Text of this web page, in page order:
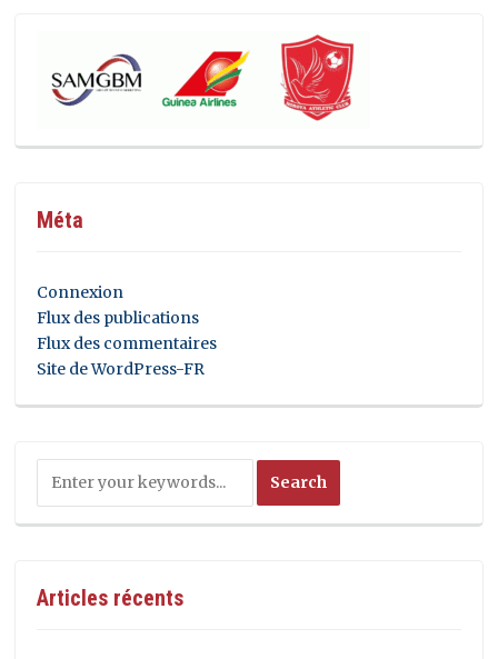
Méta
Connexion
Flux des publications
Flux des commentaires
Site de WordPress-FR
Articles récents